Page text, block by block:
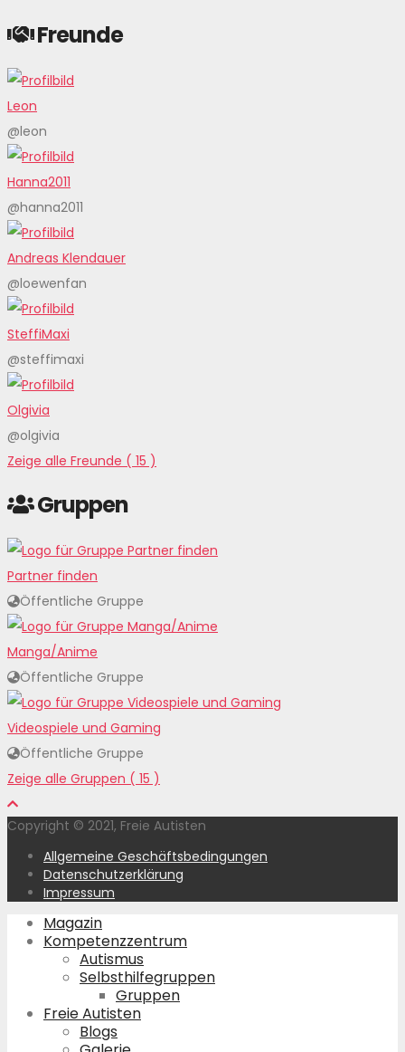
Freunde
Leon
@leon
Hanna2011
@hanna2011
Andreas Klendauer
@loewenfan
SteffiMaxi
@steffimaxi
Olgivia
@olgivia
Zeige alle Freunde ( 15 )
Gruppen
Partner finden
Öffentliche Gruppe
Manga/Anime
Öffentliche Gruppe
Videospiele und Gaming
Öffentliche Gruppe
Zeige alle Gruppen ( 15 )
Copyright © 2021, Freie Autisten
Allgemeine Geschäftsbedingungen
Datenschutzerklärung
Impressum
Magazin
Kompetenzzentrum
Autismus
Selbsthilfegruppen
Gruppen
Freie Autisten
Blogs